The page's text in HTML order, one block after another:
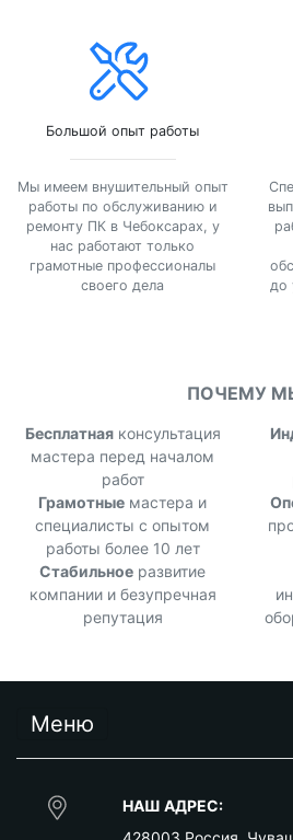
Большой опыт работы
Мы имеем внушительный опыт
работы по обслуживанию и
ремонту ПК в Чебоксарах, у
нас работают только
грамотные профессионалы
своего дела
до
ПОЧЕМУ
Бесплатнаяконсультация
мастера перед началом
работ
Грамотные мастера и
специалисты с опытом
работы более 10 лет
Стабильное развитие
компании и безупречная
репутация
Меню
НАШ АДРЕС: